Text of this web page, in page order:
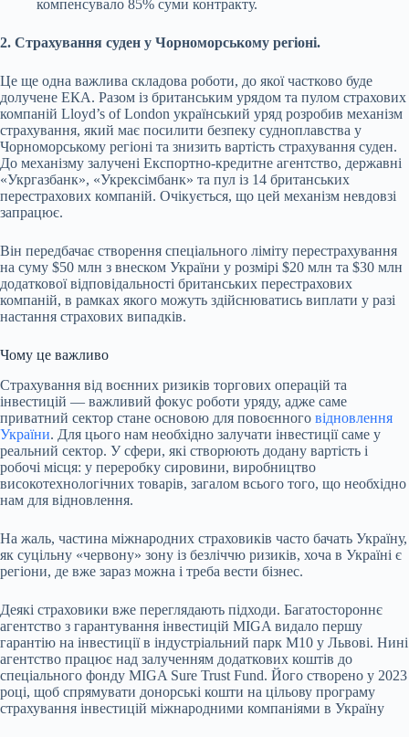
компенсувало 85% суми контракту.
2. Страхування суден у Чорноморському регіоні.
Це ще одна важлива складова роботи, до якої частково буде
долучене ЕКА. Разом із британським урядом та пулом страхових
компаній Lloyd’s of London український уряд розробив механізм
страхування, який має посилити безпеку судноплавства у
Чорноморському регіоні та знизить вартість страхування суден.
До механізму залучені Експортно-кредитне агентство, державні
«Укргазбанк», «Укрексімбанк» та пул із 14 британських
перестрахових компаній. Очікується, що цей механізм невдовзі
запрацює.
Він передбачає створення спеціального ліміту перестрахування
на суму $50 млн з внеском України у розмірі $20 млн та $30 млн
додаткової відповідальності британських перестрахових
компаній, в рамках якого можуть здійснюватись виплати у разі
настання страхових випадків.
Чому це важливо
Страхування від воєнних ризиків торгових операцій та
інвестицій — важливий фокус роботи уряду, адже саме
приватний сектор стане основою для повоєнного відновлення
України. Для цього нам необхідно залучати інвестиції саме у
реальний сектор. У сфери, які створюють додану вартість і
робочі місця: у переробку сировини, виробництво
високотехнологічних товарів, загалом всього того, що необхідно
нам для відновлення.
На жаль, частина міжнародних страховиків часто бачать Україну,
як суцільну «червону» зону із безліччю ризиків, хоча в Україні є
регіони, де вже зараз можна і треба вести бізнес.
Деякі страховики вже переглядають підходи. Багатостороннє
агентство з гарантування інвестицій MIGA видало першу
гарантію на інвестиції в індустріальний парк M10 у Львові. Нині
агентство працює над залученням додаткових коштів до
спеціального фонду MIGA Sure Trust Fund. Його створено у 2023
році, щоб спрямувати донорські кошти на цільову програму
страхування інвестицій міжнародними компаніями в Україну